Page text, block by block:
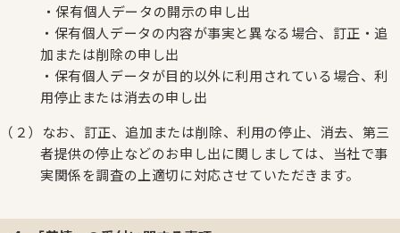
・保有個人データの開示の申し出
・保有個人データの内容が事実と異なる場合、訂正・追
加または削除の申し出
・保有個人データが目的以外に利用されている場合、利
用停止または消去の申し出
（２）なお、訂正、追加または削除、利用の停止、消去、第三
者提供の停止などのお申し出に関しましては、当社で事
実関係を調査の上適切に対応させていただきます。